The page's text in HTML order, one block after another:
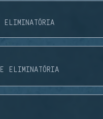
ELIMINATÓRIA
ELIMINATÓRIA